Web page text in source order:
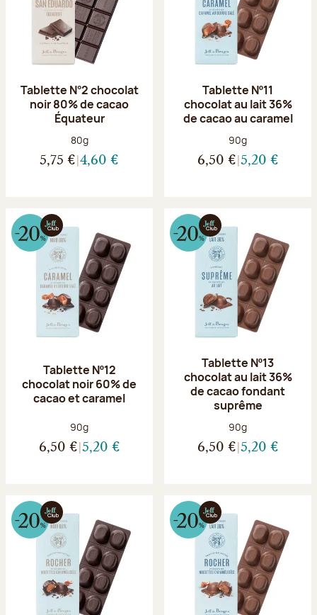
Tablette N°2 chocolat
noir 80% de cacao
Équateur
Poids net :
80g
5,75 € 4,60 €
Tablette Nº11
chocolat au lait 36%
de cacao au caramel
Poids net :
90g
6,50 € 5,20 €
Tablette Nº12
chocolat noir 60% de
cacao et caramel
Poids net :
90g
6,50 € 5,20 €
Tablette Nº13
chocolat au lait 36%
de cacao fondant
suprême
Poids net :
90g
6,50 € 5,20 €